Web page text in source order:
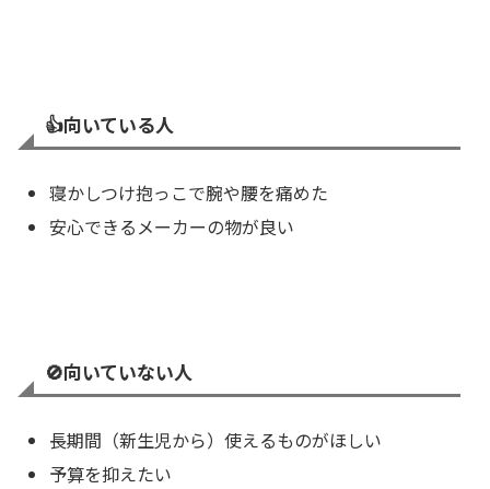
👍️向いている人
寝かしつけ抱っこで腕や腰を痛めた
安心できるメーカーの物が良い
🚫向いていない人
長期間（新生児から）使えるものがほしい
予算を抑えたい